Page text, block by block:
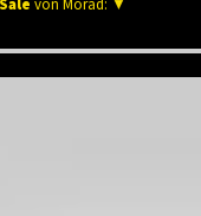
von Morad: ▼